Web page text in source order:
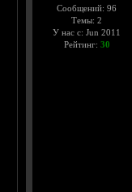
Сообщений: 96
Темы: 2
У нас с: Jun 2011
Рейтинг: 30